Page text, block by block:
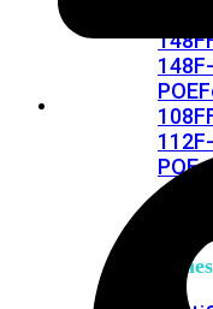
148F
148F-
POE
108F
112F-
POE
Series